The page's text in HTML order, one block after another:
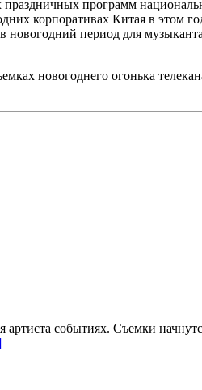
программ
корпоративах Китая в этом
период для
новогоднего огонька
событиях. Съемки